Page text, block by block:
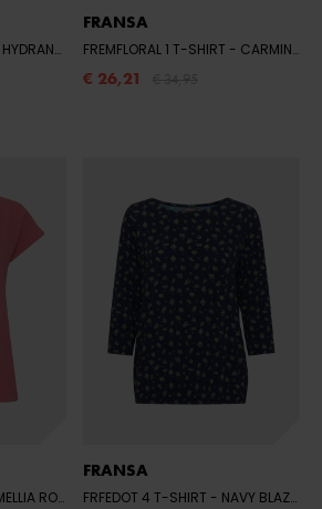
FRANSA
FREMFLORAL 1 T-SHIRT - CARMINE ROSE BIRC
€ 26,21
ROSE
FRANSA
FRFEDOT 4 T-SHIRT - NAVY BLAZER WITH FL